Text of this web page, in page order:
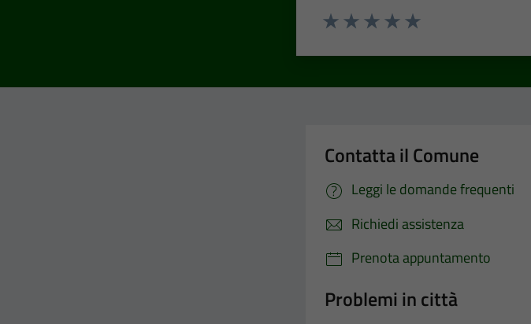
Contatta il Comune
Leggi le domande frequenti
Richiedi assistenza
Prenota appuntamento
Problemi in città